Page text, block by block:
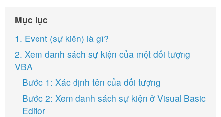
Mục lục
1. Event (sự kiện) là gì?
2. Xem danh sách sự kiện của một đối tượng
VBA
Bước 1: Xác định tên của đối tượng
Bước 2: Xem danh sách sự kiện ở Visual Basic
Editor